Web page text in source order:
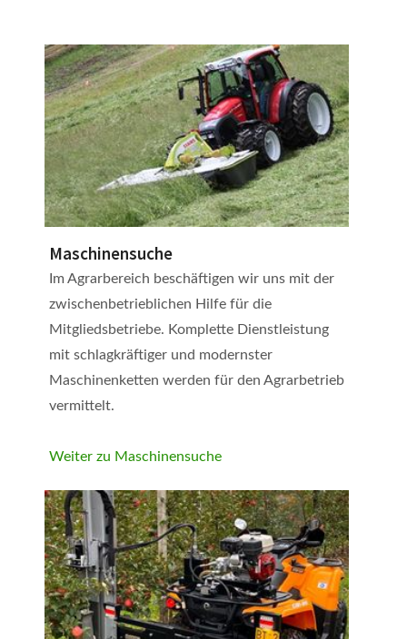
Maschinensuche
Im Agrarbereich beschäftigen wir uns mit der
zwischenbetrieblichen Hilfe für die
Mitgliedsbetriebe. Komplette Dienstleistung
mit schlagkräftiger und modernster
Maschinenketten werden für den Agrarbetrieb
vermittelt.
Weiter zu Maschinensuche